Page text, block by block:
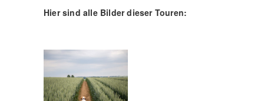
Hier sind alle Bilder dieser Touren: